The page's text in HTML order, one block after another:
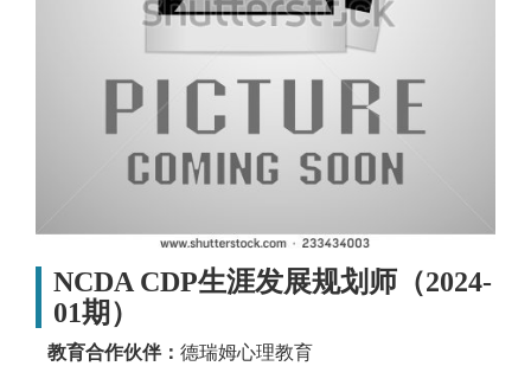
NCDA CDP生涯发展规划师（2024-
01期）
教育合作伙伴： 德瑞姆心理教育